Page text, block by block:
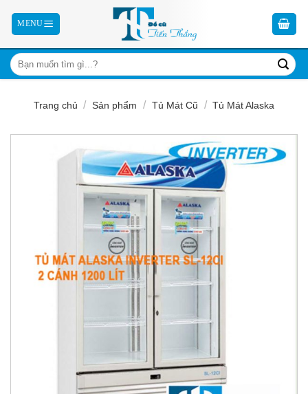
Trang chủ / Sản phẩm / Tủ Mát Cũ / Tủ Mát Alaska